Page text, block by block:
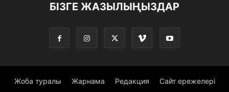
БІЗГЕ ЖАЗЫЛЫҢЫЗДАР
Жоба туралы Жарнама Редакция Сайт ережелері